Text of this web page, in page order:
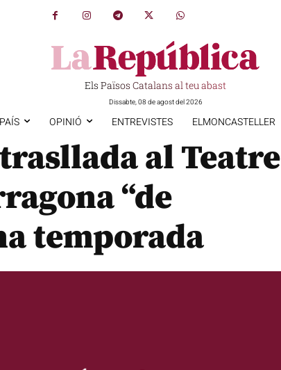
Els Països Catalans al teu abast
Dissabte, 08 de agost del 2026
OPINIÓ ENTREVISTES ELMONCASTELLER
al Teatre
“de
temporada